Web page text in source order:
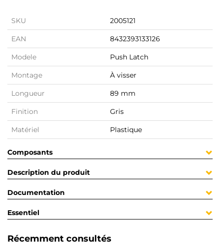
SKU 2005121
EAN 8432393133126
Modele Push Latch
Montage À visser
Longueur 89 mm
Finition Gris
Matériel Plastique
Composants
Description du produit
Documentation
Essentiel
Récemment consultés